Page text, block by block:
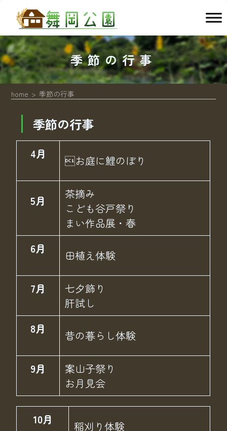
季節の行事
home 季節の行事
季節の行事
4月 お庭に鯉のぼり
5月
茶摘み
こども谷戸祭り
まい作品展・春
6月
田植え体験
7月
七夕飾り
肝試し
8月
昔の暮らし体験
9月
案山子祭り
お月見会
10月 稲刈り体験